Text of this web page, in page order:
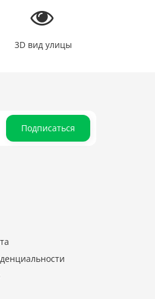
3D вид улицы
Подписаться